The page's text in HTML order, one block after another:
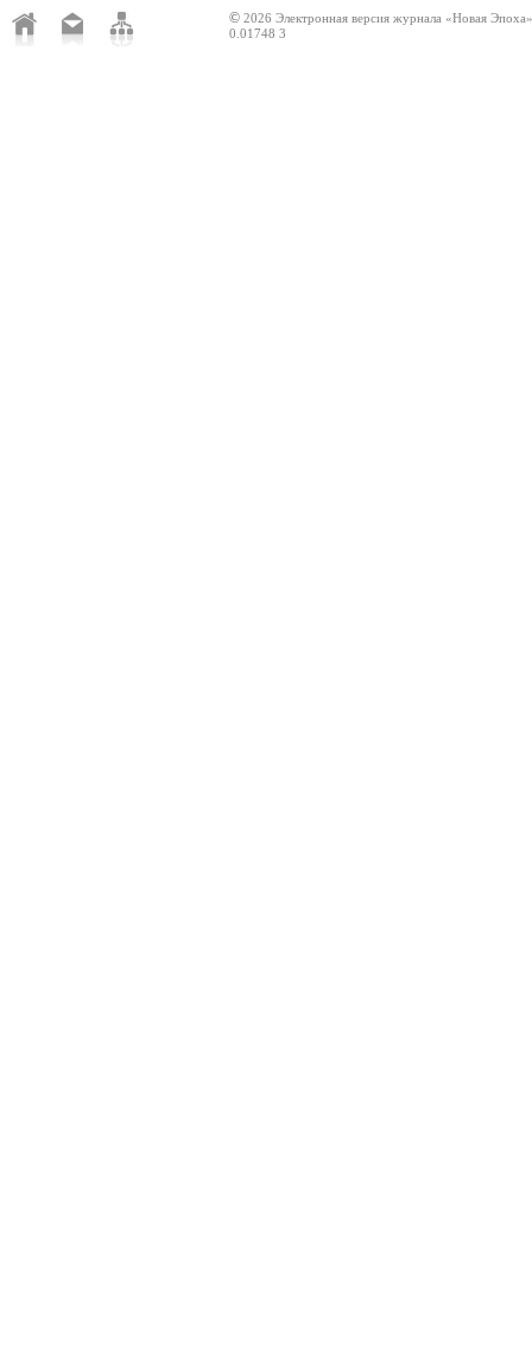
© 2026 Электронная версия журнала «Новая Эпоха»
0.01748 3